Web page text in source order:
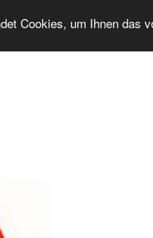
Cookies, um Ihnen das